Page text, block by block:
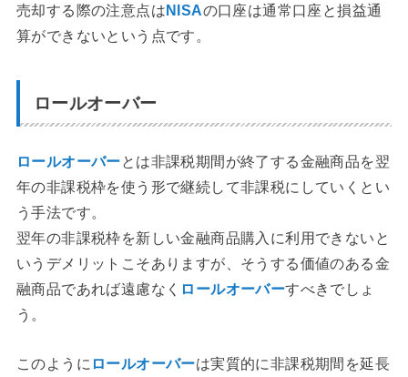
売却する際の注意点は NISAの口座は通常口座と損益通
算ができないという点です。
ロールオーバー
ロールオーバーとは非課税期間が終了する金融商品を翌
年の非課税枠を使う形で継続して非課税にしていくとい
う手法です。
翌年の非課税枠を新しい金融商品購入に利用できないと
いうデメリットこそありますが、そうする価値のある金
融商品であれば遠慮なく ロールオーバーすべきでしょ
う。
このように ロールオーバーは実質的に非課税期間を延長